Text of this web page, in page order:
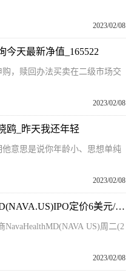
2023/02/08
今天最新净值_165522
，赎回办法买卖在二级市场交
2023/02/08
鸥_昨天我还年轻
意思是说你年龄小、思想单纯
2023/02/08
医疗保健服务商Nava Health MD(NAVA.US)IPO定价6美元/股 筹资1600万美元
US)周二(2
2023/02/08